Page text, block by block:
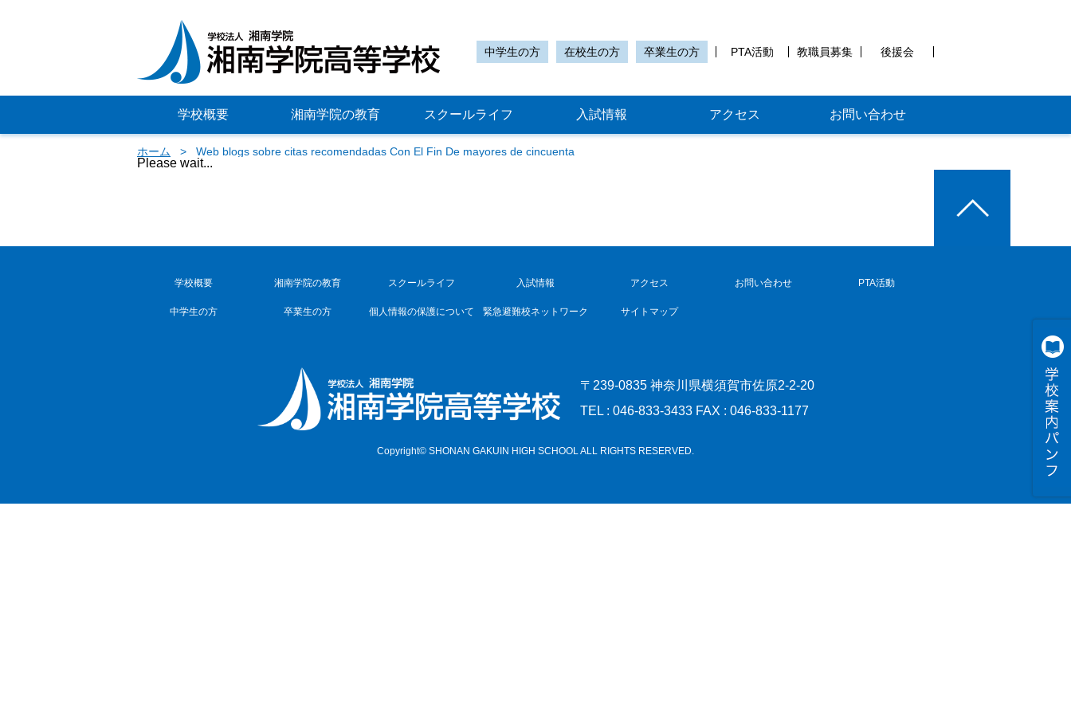
中学生の方 在校生の方 卒業生の方 PTA活動 教職員募集 後援会
学校概要 湘南学院の教育 スクールライフ 入試情報 アクセス お問い合わせ
ホーム Web blogs sobre citas recomendadas Con El Fin De mayores de cincuenta
Please wait...
学校概要 湘南学院の教育 スクールライフ 入試情報 アクセス お問い合わせ PTA活動
中学生の方 卒業生の方 個人情報の保護について 緊急避難校ネットワーク サイトマップ
〒239-0835 神奈川県横須賀市佐原2-2-20
TEL : 046-833-3433 FAX : 046-833-1177
Copyright© SHONAN GAKUIN HIGH SCHOOL ALL RIGHTS RESERVED.